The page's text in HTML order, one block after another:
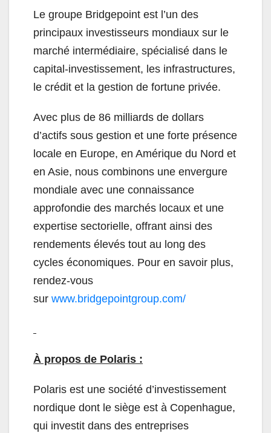
Le groupe Bridgepoint est l’un des
principaux investisseurs mondiaux sur le
marché intermédiaire, spécialisé dans le
capital-investissement, les infrastructures,
le crédit et la gestion de fortune privée.
Avec plus de 86 milliards de dollars
d’actifs sous gestion et une forte présence
locale en Europe, en Amérique du Nord et
en Asie, nous combinons une envergure
mondiale avec une connaissance
approfondie des marchés locaux et une
expertise sectorielle, offrant ainsi des
rendements élevés tout au long des
cycles économiques. Pour en savoir plus,
rendez-vous
sur www.bridgepointgroup.com/
À propos de Polaris :
Polaris est une société d’investissement
nordique dont le siège est à Copenhague,
qui investit dans des entreprises